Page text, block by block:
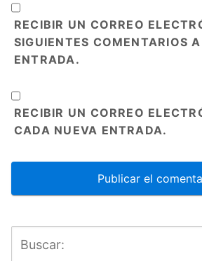
RECIBIR UN CORREO
SIGUIENTES COMENTARIOS
ENTRADA.
RECIBIR UN CORREO
CADA NUEVA ENTRADA.